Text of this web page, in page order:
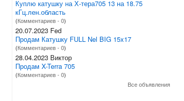
Куплю катушку на Х-тера705 13 на 18.75
кГц.лен.область
(Комментариев - 0)
20.07.2023 Fed
Продам Катушку FULL Nel BIG 15x17
(Комментариев - 0)
28.04.2023 Виктор
Продам X-Terra 705
(Комментариев - 0)
Все объявления